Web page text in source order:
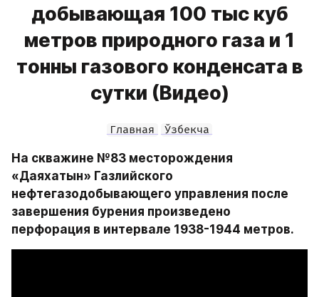
добывающая 100 тыс куб
метров природного газа и 1
тонны газового конденсата в
сутки (Видео)
Главная Ўзбекча
На скважине №83 месторождения
«Даяхатын» Газлийского
нефтегазодобывающего управления после
завершения бурения произведено
перфорация в интервале 1938-1944 метров.